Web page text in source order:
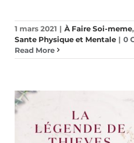
1 mars 2021 | À Faire Soi-meme,
Sante Physique et Mentale | 0
Read More